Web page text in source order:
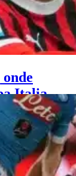
Italia